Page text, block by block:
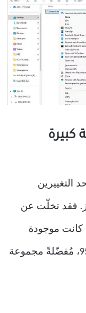
كبيرة
ويندوز 11 أحد التغييرين
فقد تخلّت عن
كانت موجودة
(بشكل أو بآخر) منذ أيام ويندوز 95، مُفضّلةً مجموعة